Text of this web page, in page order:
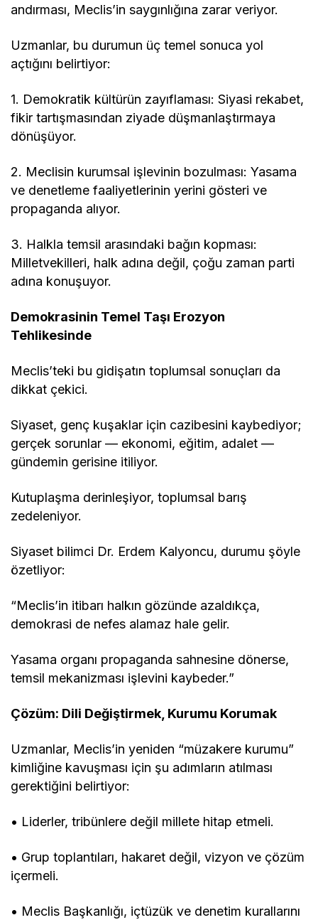
andırması, Meclis’in saygınlığına zarar veriyor.
Uzmanlar, bu durumun üç temel sonuca yol
açtığını belirtiyor:
1. Demokratik kültürün zayıflaması: Siyasi rekabet,
fikir tartışmasından ziyade düşmanlaştırmaya
dönüşüyor.
2. Meclisin kurumsal işlevinin bozulması: Yasama
ve denetleme faaliyetlerinin yerini gösteri ve
propaganda alıyor.
3. Halkla temsil arasındaki bağın kopması:
Milletvekilleri, halk adına değil, çoğu zaman parti
adına konuşuyor.
Demokrasinin Temel Taşı Erozyon
Tehlikesinde
Meclis’teki bu gidişatın toplumsal sonuçları da
dikkat çekici.
Siyaset, genç kuşaklar için cazibesini kaybediyor;
gerçek sorunlar — ekonomi, eğitim, adalet —
gündemin gerisine itiliyor.
Kutuplaşma derinleşiyor, toplumsal barış
zedeleniyor.
Siyaset bilimci Dr. Erdem Kalyoncu, durumu şöyle
özetliyor:
“Meclis’in itibarı halkın gözünde azaldıkça,
demokrasi de nefes alamaz hale gelir.
Yasama organı propaganda sahnesine dönerse,
temsil mekanizması işlevini kaybeder.”
Çözüm: Dili Değiştirmek, Kurumu Korumak
Uzmanlar, Meclis’in yeniden “müzakere kurumu”
kimliğine kavuşması için şu adımların atılması
gerektiğini belirtiyor:
• Liderler, tribünlere değil millete hitap etmeli.
• Grup toplantıları, hakaret değil, vizyon ve çözüm
içermeli.
• Meclis Başkanlığı, içtüzük ve denetim kurallarını